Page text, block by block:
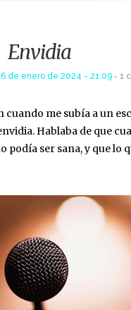
Envidia
de enero de 2024 - 21:09 1
cuando me subía a un
Hablaba de que
podía ser sana, y que lo